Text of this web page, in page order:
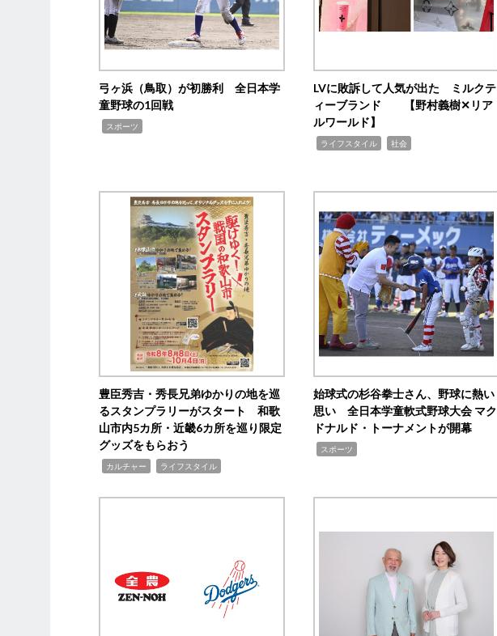
弓ヶ浜（鳥取）が初勝利 全日本学
童野球の1回戦
スポーツ
LVに敗訴して人気が出た ミルクテ
ィーブランド 【野村義樹✕リア
ルワールド】
ライフスタイル 社会
豊臣秀吉・秀長兄弟ゆかりの地を巡
るスタンプラリーがスタート 和歌
山市内5カ所・近畿6カ所を巡り限定
グッズをもらおう
カルチャー ライフスタイル
始球式の杉谷拳士さん、野球に熱い
思い 全日本学童軟式野球大会 マク
ドナルド・トーナメントが開幕
スポーツ